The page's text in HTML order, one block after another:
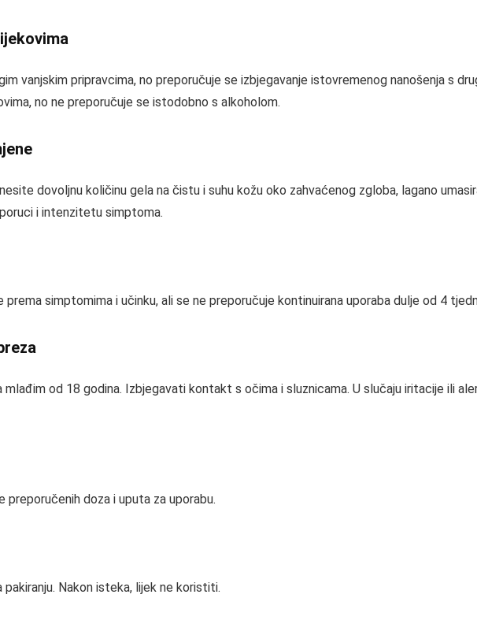
vanjskim pripravcima, no preporučuje se izbjegavanje istovremenog nanošenja s
no ne preporučuje se istodobno s alkoholom.
dovoljnu količinu gela na čistu i suhu kožu oko zahvaćenog zgloba, lagano
i intenzitetu simptoma.
prema simptomima i učinku, ali se ne preporučuje kontinuirana uporaba dulje od 4
od 18 godina. Izbjegavati kontakt s očima i sluznicama. U slučaju iritacije ili
preporučenih doza i uputa za uporabu.
pakiranju. Nakon isteka, lijek ne koristiti.